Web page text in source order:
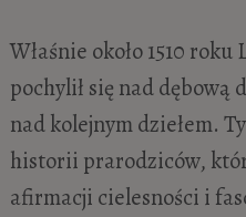
Właśnie około 1510
pochylił się nad dębową
nad kolejnym dziełem.
historii prarodziców,
afirmacji cielesności i